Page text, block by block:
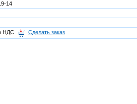
14
НДС Сделать заказ